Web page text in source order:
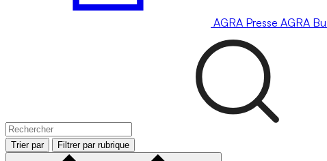
AGRA Presse AGRA
Trier par Filtrer par rubrique